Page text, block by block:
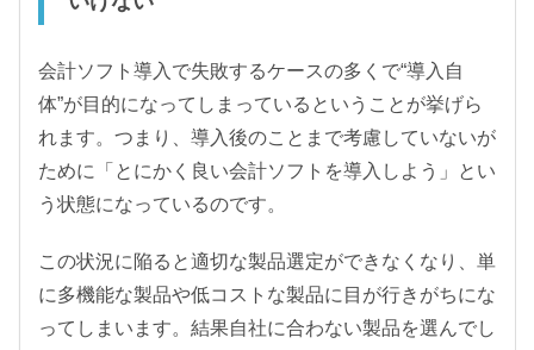
会計ソフト導入で失敗するケースの多くで“導入自
体”が目的になってしまっているということが挙げら
れます。つまり、導入後のことまで考慮していないが
ために「とにかく良い会計ソフトを導入しよう」とい
う状態になっているのです。
この状況に陥ると適切な製品選定ができなくなり、単
に多機能な製品や低コストな製品に目が行きがちにな
ってしまいます。結果自社に合わない製品を選んでし